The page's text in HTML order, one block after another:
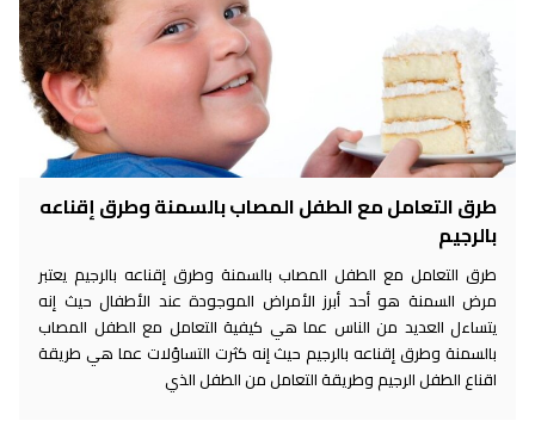
طرق التعامل مع الطفل المصاب بالسمنة وطرق إقناعه
بالرجيم
طرق التعامل مع الطفل المصاب بالسمنة وطرق إقناعه بالرجيم يعتبر
مرض السمنة هو أحد أبرز الأمراض الموجودة عند الأطفال حيث إنه
يتساءل العديد من الناس عما هي كيفية التعامل مع الطفل المصاب
بالسمنة وطرق إقناعه بالرجيم حيث إنه كثرت التساؤلات عما هي طريقة
اقناع الطفل الرجيم وطريقة التعامل من الطفل الذي